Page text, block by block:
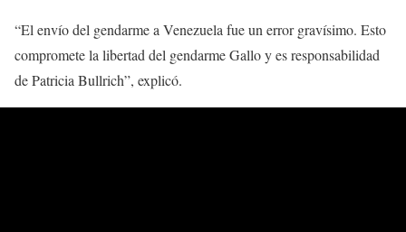
“El envío del gendarme a Venezuela fue un error gravísimo. Esto
compromete la libertad del gendarme Gallo y es responsabilidad
de Patricia Bullrich”, explicó.